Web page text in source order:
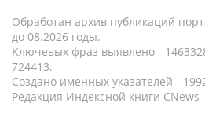
Обработан архив публикаций
до 08.2026 годы.
Ключевых фраз выявлено -
724413.
Создано именных указателей -
Редакция Индексной книги CNews -